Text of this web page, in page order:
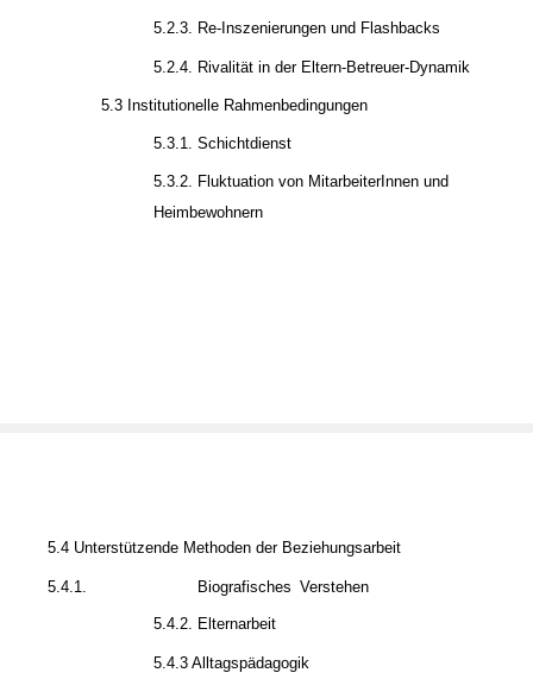
5.2.3. Re-Inszenierungen und Flashbacks
5.2.4. Rivalität in der Eltern-Betreuer-Dynamik
5.3 Institutionelle Rahmenbedingungen
5.3.1. Schichtdienst
5.3.2. Fluktuation von MitarbeiterInnen und
Heimbewohnern
5.4 Unterstützende Methoden der Beziehungsarbeit
5.4.1. Biografisches Verstehen
5.4.2. Elternarbeit
5.4.3 Alltagspädagogik